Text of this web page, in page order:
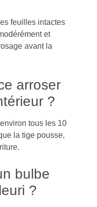
feuilles intactes
et
avant la
arroser
?
tous les 10
la tige pousse,
bulbe
?